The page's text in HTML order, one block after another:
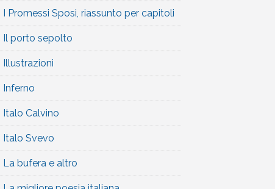
I Promessi Sposi, riassunto per capitoli
Il porto sepolto
Illustrazioni
Inferno
Italo Calvino
Italo Svevo
La bufera e altro